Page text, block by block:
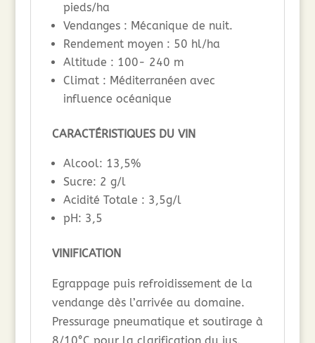
pieds/ha
Vendanges : Mécanique de nuit.
Rendement moyen : 50 hl/ha
Altitude : 100- 240 m
Climat : Méditerranéen avec
influence océanique
CARACTÉRISTIQUES DU VIN
Alcool: 13,5%
Sucre: 2 g/l
Acidité Totale : 3,5g/l
pH: 3,5
VINIFICATION
Egrappage puis refroidissement de la
vendange dès l’arrivée au domaine.
Pressurage pneumatique et soutirage à